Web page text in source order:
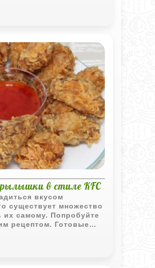
овощной соус делает
в стиле KFC
вкусом
существует множество
их самому. Попробуйте
рецептом. Готовые
соусами и